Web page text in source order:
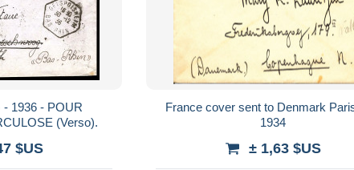
1936 - POUR
(Verso).
$US
France cover sent to Denmark
1934
± 1,63 $US